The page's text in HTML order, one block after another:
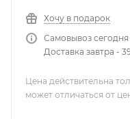
Хочу в подарок
Самовывоз
Доставка завтра -
Цена действительна
может отличаться от